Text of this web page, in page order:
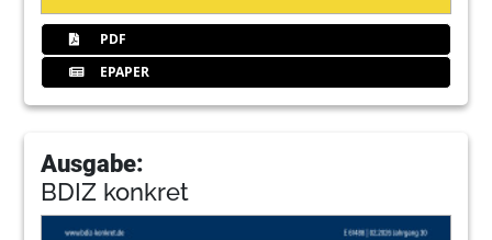
PDF
EPAPER
Ausgabe:
BDIZ konkret